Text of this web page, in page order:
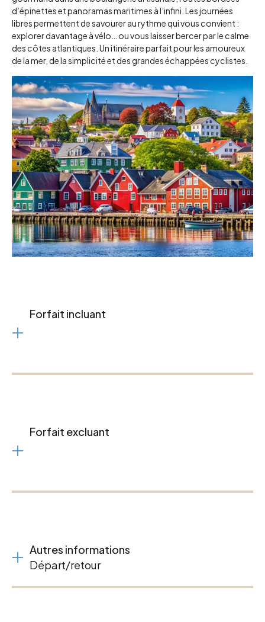
d’épinettes et panoramas maritimes à l’infini. Les journées
libres permettent de savourer au rythme qui vous convient :
explorer davantage à vélo… ou vous laisser bercer par le calme
des côtes atlantiques. Un itinéraire parfait pour les amoureux
de la mer, de la simplicité et des grandes échappées cyclistes.
Forfait incluant
Forfait excluant
Autres informations
Départ/retour